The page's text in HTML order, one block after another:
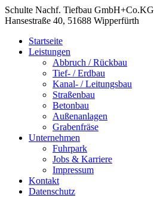
Schulte Nachf. Tiefbau GmbH+Co.KG
Hansestraße 40, 51688 Wipperfürth
Startseite
Leistungen
Abbruch / Rückbau
Tief- / Erdbau
Kanal- / Leitungsbau
Straßenbau
Betonbau
Außenanlagen
Grabenfräse
Unternehmen
Fuhrpark
Jobs & Karriere
Impressum
Kontakt
Datenschutz